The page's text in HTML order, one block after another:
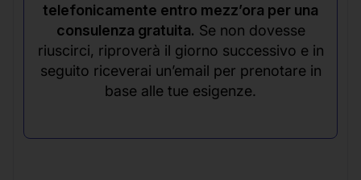
telefonicamente entro mezz’ora per una
consulenza gratuita. Se non dovesse
riuscirci, riproverà il giorno successivo e in
seguito riceverai un’email per prenotare in
base alle tue esigenze.